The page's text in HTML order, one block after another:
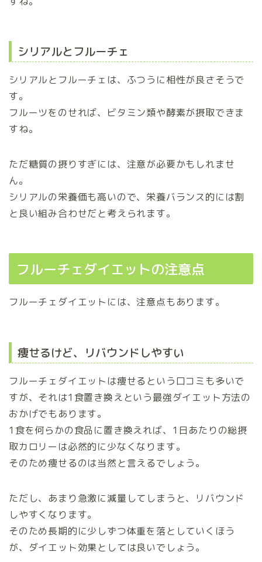
シリアルとフルーチェ
シリアルとフルーチェは、ふつうに相性が良さそうで
す。
フルーツをのせれば、ビタミン類や酵素が摂取できま
すね。
ただ糖質の摂りすぎには、注意が必要かもしれませ
ん。
シリアルの栄養価も高いので、栄養バランス的には割
と良い組み合わせだと考えられます。
フルーチェダイエットの注意点
フルーチェダイエットには、注意点もあります。
痩せるけど、リバウンドしやすい
フルーチェダイエットは痩せるという口コミも多いで
すが、それは1食置き換えという最強ダイエット方法の
おかげでもあります。
1食を何らかの食品に置き換えれば、1日あたりの総摂
取カロリーは必然的に少なくなります。
そのため痩せるのは当然と言えるでしょう。
ただし、あまり急激に減量してしまうと、リバウンド
しやすくなります。
そのため長期的に少しずつ体重を落としていくほう
が、ダイエット効果としては良いでしょう。